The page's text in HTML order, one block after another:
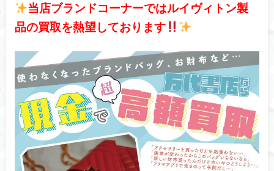
当店ブランドコーナーではルイヴィトン製
品の買取を熱望しております